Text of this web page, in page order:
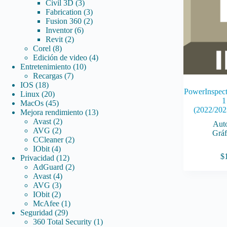
(2022/
$
Civil 3D 33
productos
Fabrication 33
productos
Fusion 360 22
Inventor 66
Revit 22
Corel 88
productos
Edición de video 44
Entretenimiento 1010
Recargas 77
IOS 1818
productos
Linux 2020
productos
MacOs 4545
productos
Mejora rendimiento 1313
Avast 22
productos
AVG 22
productos
CCleaner 22
IObit 44
productos
Privacidad 1212
productos
AdGuard 22
Avast 44
productos
AVG 33
productos
IObit 22
productos
McAfee 11
producto
Seguridad 2929
productos
360 Total Security 11